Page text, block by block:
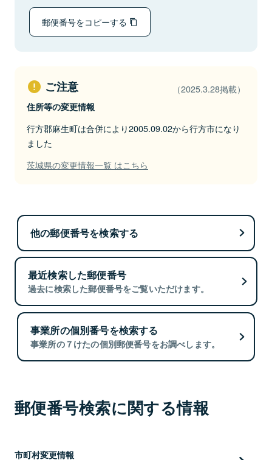
郵便番号をコピーする
ご注意 （2025.3.28掲載）
住所等の変更情報
行方郡麻生町は合併により2005.09.02から行方市になり
ました
茨城県の変更情報一覧 はこちら
他の郵便番号を検索する
最近検索した郵便番号
過去に検索した郵便番号をご覧いただけます。
事業所の個別番号を検索する
事業所の７けたの個別郵便番号をお調べします。
郵便番号検索に関する情報
市町村変更情報